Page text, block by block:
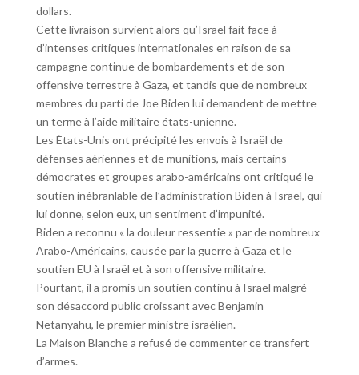
dollars.
Cette livraison survient alors qu’Israël fait face à
d’intenses critiques internationales en raison de sa
campagne continue de bombardements et de son
offensive terrestre à Gaza, et tandis que de nombreux
membres du parti de Joe Biden lui demandent de mettre
un terme à l’aide militaire états-unienne.
Les États-Unis ont précipité les envois à Israël de
défenses aériennes et de munitions, mais certains
démocrates et groupes arabo-américains ont critiqué le
soutien inébranlable de l’administration Biden à Israël, qui
lui donne, selon eux, un sentiment d’impunité.
Biden a reconnu « la douleur ressentie » par de nombreux
Arabo-Américains, causée par la guerre à Gaza et le
soutien EU à Israël et à son offensive militaire.
Pourtant, il a promis un soutien continu à Israël malgré
son désaccord public croissant avec Benjamin
Netanyahu, le premier ministre israélien.
La Maison Blanche a refusé de commenter ce transfert
d’armes.